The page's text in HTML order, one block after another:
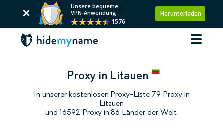
Unsere bequeme
VPN-Anwendung
1576
Herunterladen
Proxy in Litauen
In unserer kostenlosen Proxy-Liste 79 Proxy in
Litauen
und 16592 Proxy in 86 Länder der Welt.